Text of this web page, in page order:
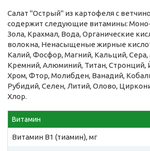
Салат "Острый" из картофеля с
содержит следующие витамины:
Зола, Крахмал, Вода, Органические
волокна, Ненасыщеные жирные
Калий, Фосфор, Магний, Кальций,
Кремний, Алюминий, Титан, Стронций,
Хром, Фтор, Молибден, Ванадий,
Рубидий, Селен, Литий, Олово,
Хлор.
Витамин
Витамин B1 (тиамин), мг